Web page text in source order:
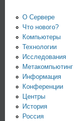
О Сервере
Что нового?
Компьютеры
Технологии
Исследования
Метакомпьютинг
Информация
Конференции
Центры
История
Россия